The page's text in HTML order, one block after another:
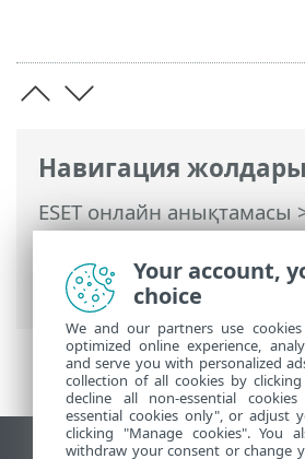
Навигация жолдары
ESET онлайн анықтамасы
Business Security>ESET
Security
Кеңейтілген орнату >
Your account,
choice
We and our partners use
optimized online experience,
and serve you with personalized
collection of all cookies by
decline all non-essential
essential cookies only", or adjust
clicking "Manage cookies". You
withdraw your consent or change